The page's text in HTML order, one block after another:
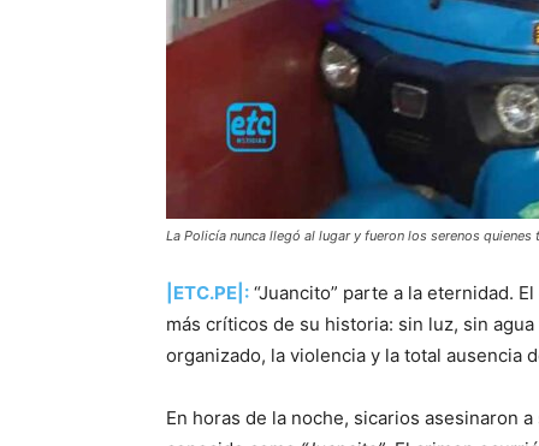
La Policía nunca llegó al lugar y fueron los serenos
|ETC.PE|: “Juancito” parte a la eternidad.
más críticos de su historia: sin luz, sin
organizado, la violencia y la total ausencia
En horas de la noche, sicarios asesinaron